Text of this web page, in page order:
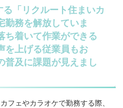
る「リクルート住まいカ
勤務を解放していま
ち着いて作業ができる
を上げる従業員もお
普及に課題が見えまし
フェやカラオケで勤務する際、